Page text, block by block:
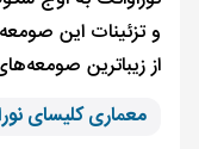
و تزئینات این
از زیباترین
معماری کلیسای